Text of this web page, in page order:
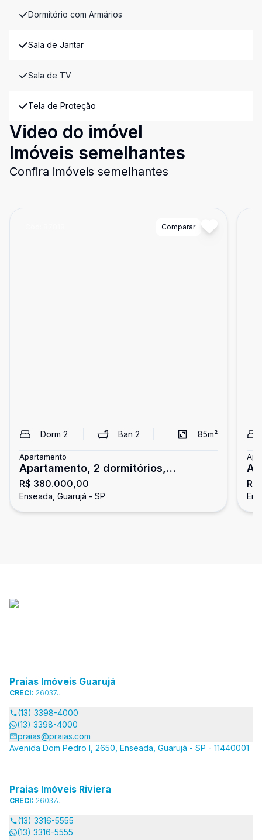
Dormitório com Armários
Sala de Jantar
Sala de TV
Tela de Proteção
Video do imóvel
Imóveis semelhantes
Confira imóveis semelhantes
Comparar
Dorm 2 Ban2 85m²
Apartamento
Apartamento, 2 dormitórios,
Enseada, Guarujá
R$ 380.000,00
Enseada, Guarujá - SP
Praias Imóveis Guarujá
CRECI: 26037J
(13) 3398-4000
(13) 3398-4000
praias@praias.com
Avenida Dom Pedro I, 2650, Enseada, Guarujá - SP - 11440001
Praias Imóveis Riviera
CRECI: 26037J
(13) 3316-5555
(13) 3316-5555